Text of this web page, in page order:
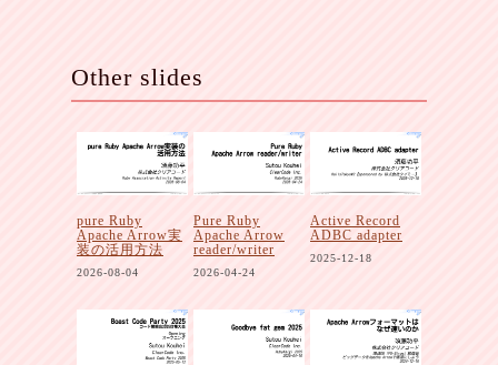
Other slides
pure Ruby
Apache Arrow実
装の活用方法
2026-08-04
Pure Ruby
Apache Arrow
reader/writer
2026-04-24
Active Record
ADBC adapter
2025-12-18